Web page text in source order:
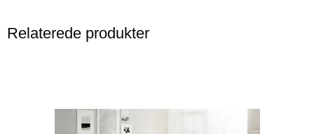
Relaterede produkter